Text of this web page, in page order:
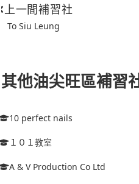
上一間補習社
To Siu Leung
其他油尖旺區補習
10 perfect nails
１０１教室
A & V Production Co Ltd